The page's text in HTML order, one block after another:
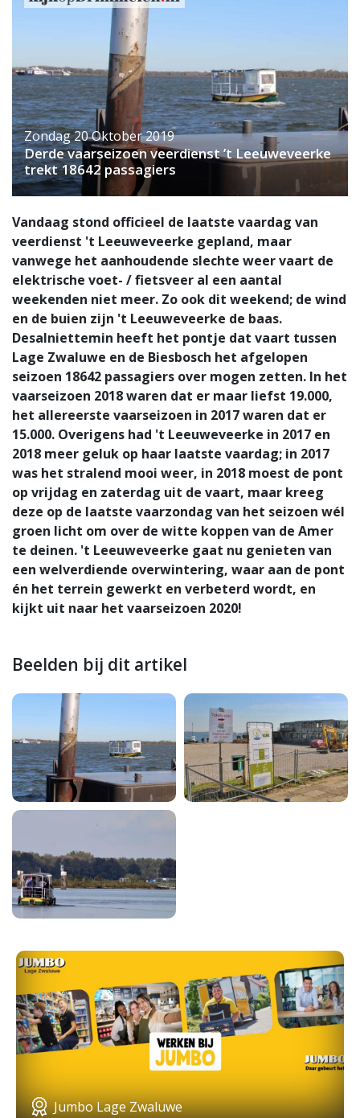
Zondag 20 Oktober 2019
Derde vaarseizoen veerdienst ’t Leeuweveerke
trekt 18642 passagiers
Vandaag stond officieel de laatste vaardag van
veerdienst 't Leeuweveerke gepland, maar
vanwege het aanhoudende slechte weer vaart de
elektrische voet- / fietsveer al een aantal
weekenden niet meer. Zo ook dit weekend; de wind
en de buien zijn 't Leeuweveerke de baas.
Desalniettemin heeft het pontje dat vaart tussen
Lage Zwaluwe en de Biesbosch het afgelopen
seizoen 18642 passagiers over mogen zetten. In het
vaarseizoen 2018 waren dat er maar liefst 19.000,
het allereerste vaarseizoen in 2017 waren dat er
15.000. Overigens had 't Leeuweveerke in 2017 en
2018 meer geluk op haar laatste vaardag; in 2017
was het stralend mooi weer, in 2018 moest de pont
op vrijdag en zaterdag uit de vaart, maar kreeg
deze op de laatste vaarzondag van het seizoen wél
groen licht om over de witte koppen van de Amer
te deinen. 't Leeuweveerke gaat nu genieten van
een welverdiende overwintering, waar aan de pont
én het terrein gewerkt en verbeterd wordt, en
kijkt uit naar het vaarseizoen 2020!
Beelden bij dit artikel
Jumbo Lage Zwaluwe